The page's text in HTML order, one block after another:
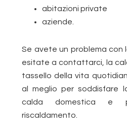
abitazioni private
aziende.
Se avete un problema con
esitate a contattarci, la
tassello della vita
al meglio per soddisfare
calda domestica e
riscaldamento.